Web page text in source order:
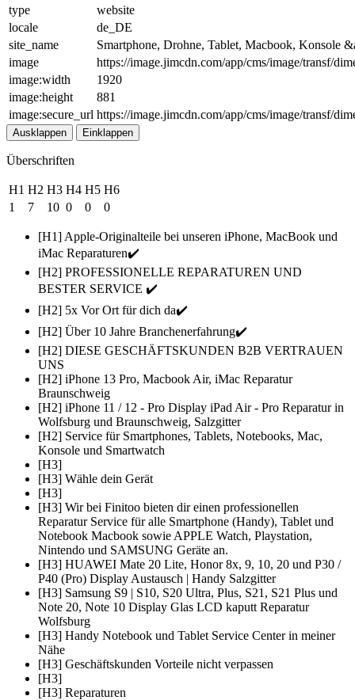
type
website
locale
de_DE
site_name
Smartphone, Drohne, Tablet, Macbook, Konsole
image
https://image.jimcdn.com/app/cms/image/transf/
image:width
1920
image:height
881
image:secure_url https://image.jimcdn.com/app/cms/image/transf/
Ausklappen Einklappen
Überschriften
H1 H2 H3 H4 H5 H6
1
7 10 0 0 0
[H1] Apple-Originalteile bei unseren iPhone, MacBook und
iMac Reparaturen✔️
[H2] PROFESSIONELLE REPARATUREN UND
BESTER SERVICE ✔️
[H2] 5x Vor Ort für dich da✔️
[H2] Über 10 Jahre Branchenerfahrung✔️
[H2] DIESE GESCHÄFTSKUNDEN B2B VERTRAUEN
UNS
[H2] iPhone 13 Pro, Macbook Air, iMac Reparatur
Braunschweig
[H2] iPhone 11 / 12 - Pro Display iPad Air - Pro Reparatur in
Wolfsburg und Braunschweig, Salzgitter
[H2] Service für Smartphones, Tablets, Notebooks, Mac,
Konsole und Smartwatch
[H3]
[H3] Wähle dein Gerät
[H3]
[H3] Wir bei Finitoo bieten dir einen professionellen
Reparatur Service für alle Smartphone (Handy), Tablet und
Notebook Macbook sowie APPLE Watch, Playstation,
Nintendo und SAMSUNG Geräte an.
[H3] HUAWEI Mate 20 Lite, Honor 8x, 9, 10, 20 und P30 /
P40 (Pro) Display Austausch | Handy Salzgitter
[H3] Samsung S9 | S10, S20 Ultra, Plus, S21, S21 Plus und
Note 20, Note 10 Display Glas LCD kaputt Reparatur
Wolfsburg
[H3] Handy Notebook und Tablet Service Center in meiner
Nähe
[H3] Geschäftskunden Vorteile nicht verpassen
[H3]
[H3] Reparaturen